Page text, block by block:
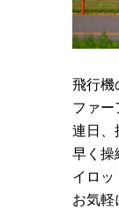
飛行機
ファー
連日、
早く操
イロッ
お気軽